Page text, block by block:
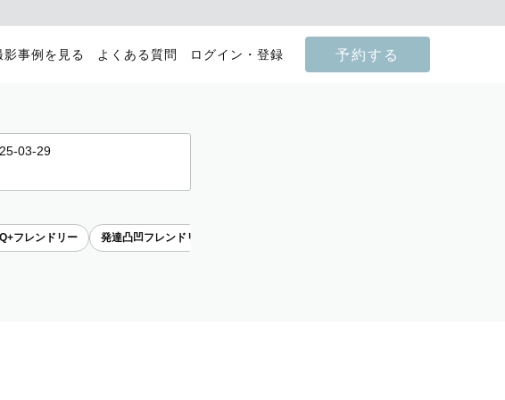
影事例を見る よくある質問 ログイン・登録 予約する
03-29
フレンドリー 発達凸凹フレンドリー